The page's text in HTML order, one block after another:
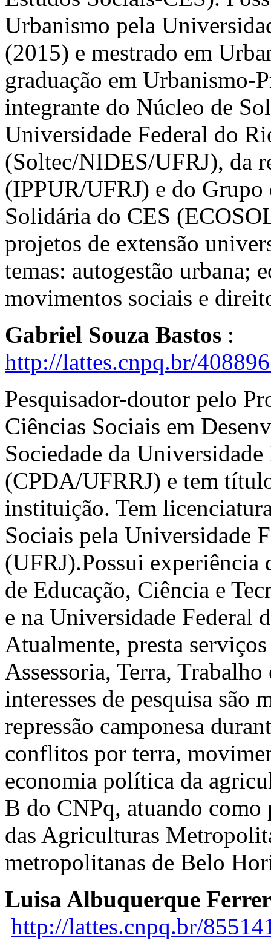
Urbanismo pela
(2015) e mestrado em
graduação em
integrante do Núcleo de
Universidade Federal do
(Soltec/NIDES/UFRJ), da
(IPPUR/UFRJ) e do Grupo
Solidária do CES
projetos de extensão
temas: autogestão urbana;
movimentos sociais e
Gabriel Souza Bastos :
http://lattes.cnpq.br/
Pesquisador-doutor pelo
Ciências Sociais em
Sociedade da
(CPDA/UFRRJ) e tem
instituição. Tem
Sociais pela Universidade
(UFRJ).Possui experiência
de Educação, Ciência e
e na Universidade Federal
Atualmente, presta
Assessoria, Terra,
interesses de pesquisa são
repressão camponesa
conflitos por terra,
economia política da
B do CNPq, atuando
das Agriculturas
metropolitanas de Belo
Luisa Albuquerque
http://lattes.cnpq.br/